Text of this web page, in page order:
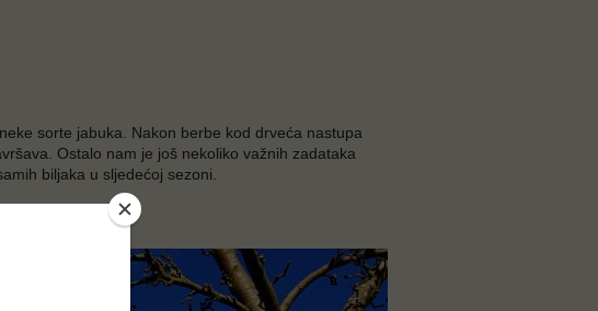
sorte jabuka. Nakon berbe kod drveća nastupa
Ostalo nam je još nekoliko važnih zadataka
biljaka u sljedećoj sezoni.